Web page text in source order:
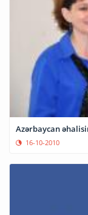
Azərbaycan
16-10-2010